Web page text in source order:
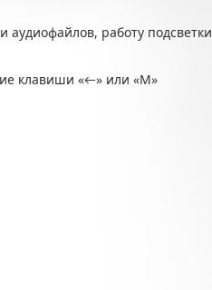
работу подсветки
клавиши «←» или «M»